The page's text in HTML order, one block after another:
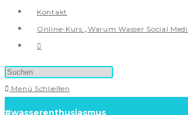
Kontakt
Online-Kurs „Warum Wasser Social
Website-
umschalten
Menü Schließen
#wasserenthusiasmus